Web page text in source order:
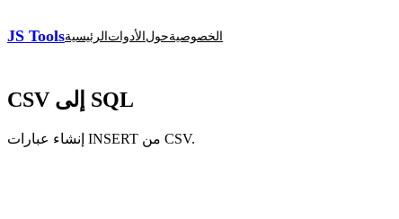
JS Toolsالرئيسية الأدوات حولالخصوصية
CSV إلى SQL
إنشاء عبارات INSERT من CSV.